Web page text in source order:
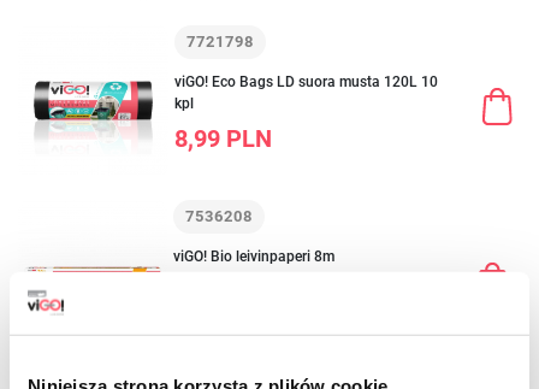
7721798
viGO! Eco Bags LD suora musta 120L 10
kpl
8,99 PLN
7536208
viGO! Bio leivinpaperi 8m